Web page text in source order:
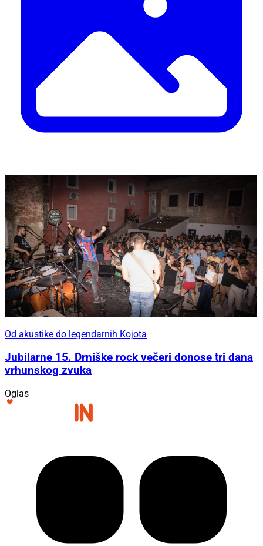
Od akustike do legendarnih Kojota
Jubilarne 15. Drniške rock večeri donose tri dana
vrhunskog zvuka
Oglas